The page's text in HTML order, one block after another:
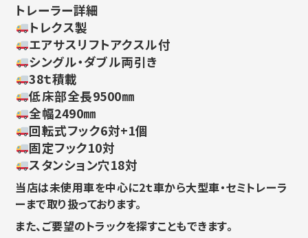
トレーラー詳細
トレクス製
エアサスリフトアクスル付
シングル・ダブル両引き
38ｔ積載
低床部全長9500㎜
全幅2490㎜
回転式フック6対+1個
固定フック10対
スタンション穴18対
当店は未使用車を中心に2ｔ車から大型車・セミトレーラ
ーまで取り扱っております。
また、ご要望のトラックを探すこともできます。